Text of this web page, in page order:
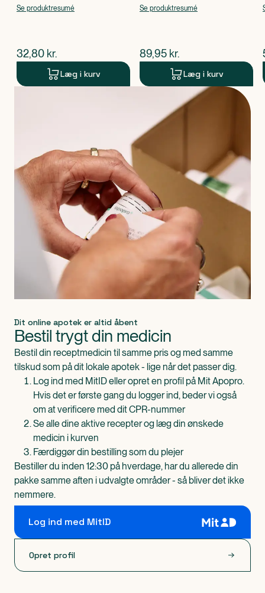
apoteksforbeholdt), Paracetamol
Se produktresumé
$nuværende pris
32,80 kr.
Læg i kurv
Se produktresumé
$nuværende pris
89,95 kr.
Læg i kurv
Dit online apotek er altid åbent
Bestil trygt din medicin
Bestil din receptmedicin til samme pris og med samme
tilskud som på dit lokale apotek - lige når det passer dig.
Log ind med MitID eller opret en profil på Mit Apopro.
Hvis det er første gang du logger ind, beder vi også
om at verificere med dit CPR-nummer
Se alle dine aktive recepter og læg din ønskede
medicin i kurven
Færdiggør din bestilling som du plejer
Bestiller du inden 12:30 på hverdage, har du allerede din
pakke samme aften i udvalgte områder - så bliver det ikke
nemmere.
Log ind med MitID
Opret profil